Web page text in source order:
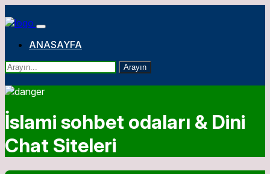
ANASAYFA
Arayın
İslami sohbet odaları & Dini
Chat Siteleri